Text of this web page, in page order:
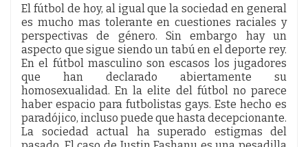
El fútbol de hoy, al igual que la sociedad en general
es mucho mas tolerante en cuestiones raciales y
perspectivas de género. Sin embargo hay un
aspecto que sigue siendo un tabú en el deporte rey.
En el fútbol masculino son escasos los jugadores
que han declarado abiertamente su
homosexualidad. En la elite del fútbol no parece
haber espacio para futbolistas gays. Este hecho es
paradójico, incluso puede que hasta decepcionante.
La sociedad actual ha superado estigmas del